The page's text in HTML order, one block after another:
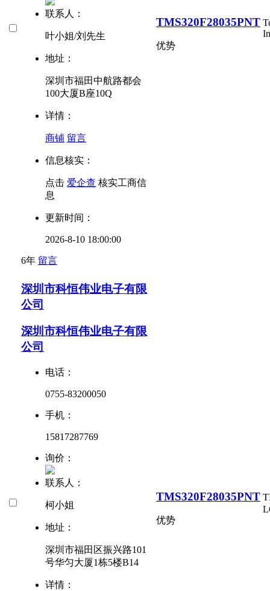
联系人：
叶小姐/刘先生
地址：
深圳市福田中航路都会
100大厦B座10Q
详情：
商铺 留言
信息核实：
点击 爱企查 核实工商信
息
更新时间：
2026-8-10 18:00:00
6年 留言
TMS320F28035PNT
优势
深圳市科恒伟业电子有限
公司
深圳市科恒伟业电子有限
公司
电话：
0755-83200050
手机：
15817287769
询价：
联系人：
柯小姐
地址：
深圳市福田区振兴路101
号华匀大厦1栋5楼B14
详情：
TMS320F28035PNT
优势